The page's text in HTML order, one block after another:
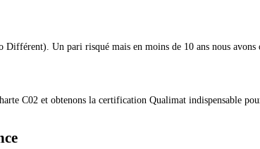
Différent). Un pari risqué mais en moins de 10 ans nous
C02 et obtenons la certification Qualimat indispensable